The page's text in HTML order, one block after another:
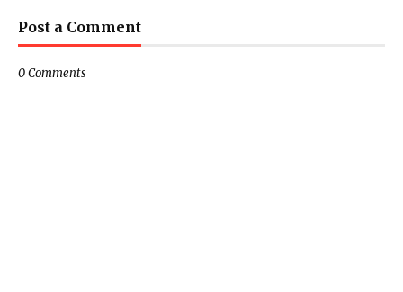
Post a Comment
0 Comments